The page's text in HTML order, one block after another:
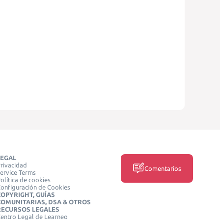
Terms
de cookies
de Cookies
GUÍAS
DSA & OTROS
LEGALES
Legal de Learneo
Comentarios